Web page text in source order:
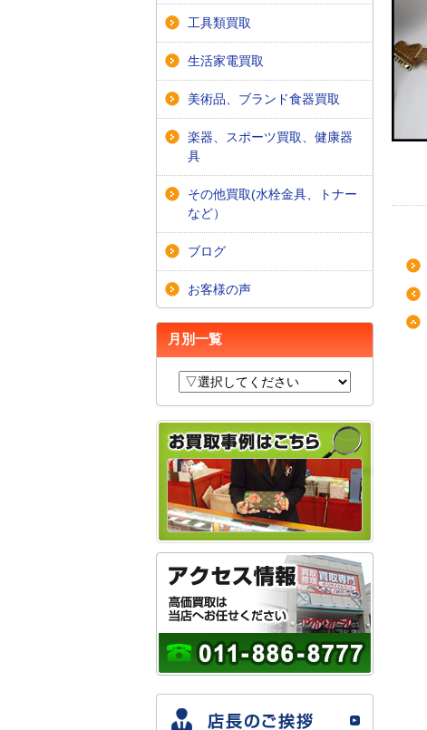
工具類買取
生活家電買取
美術品、ブランド食器買取
楽器、スポーツ買取、健康器
具
その他買取(水栓金具、トナー
など）
ブログ
お客様の声
月別一覧